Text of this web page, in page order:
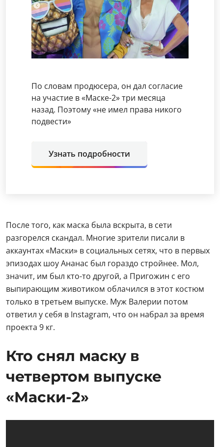
По словам продюсера, он дал согласие
на участие в «Маске-2» три месяца
назад. Поэтому «не имел права никого
подвести»
Узнать подробности
После того, как маска была вскрыта, в сети
разгорелся скандал. Многие зрители писали в
аккаунтах «Маски» в социальных сетях, что в первых
эпизодах шоу Ананас был гораздо стройнее. Мол,
значит, им был кто-то другой, а Пригожин с его
выпирающим животиком облачился в этот костюм
только в третьем выпуске. Муж Валерии потом
ответил у себя в Instagram, что он набрал за время
проекта 9 кг.
Кто снял маску в
четвертом выпуске
«Маски-2»